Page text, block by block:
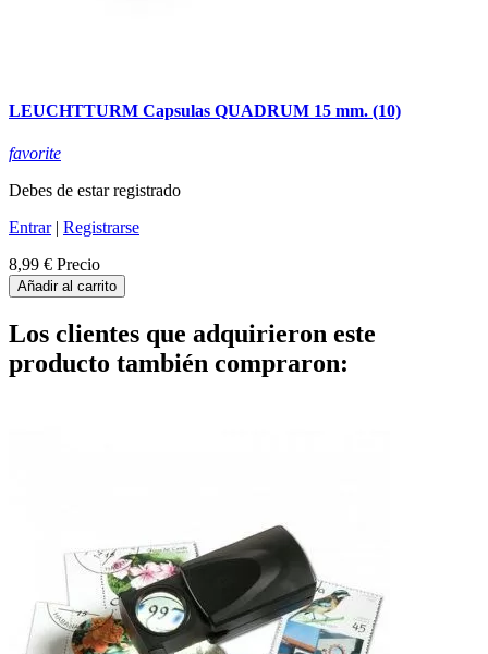
LEUCHTTURM Capsulas QUADRUM 15 mm. (10)
favorite
Debes de estar registrado
Entrar| Registrarse
8,99 € Precio
Añadir al carrito
Los clientes que adquirieron este
producto también compraron: